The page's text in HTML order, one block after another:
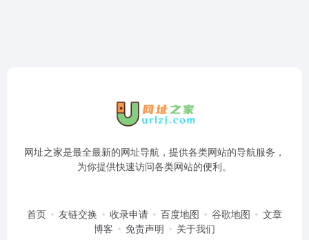
网址之家是最全最新的网址导航，提供各类网站的导航服务，
为你提供快速访问各类网站的便利。
首页 友链交换 收录申请 百度地图 谷歌地图
文章
博客
免责声明 关于我们